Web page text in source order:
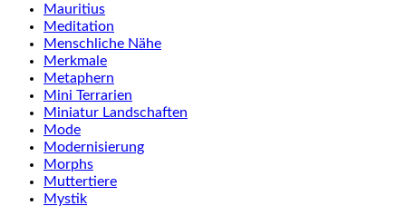
Mauritius
Meditation
Menschliche Nähe
Merkmale
Metaphern
Mini Terrarien
Miniatur Landschaften
Mode
Modernisierung
Morphs
Muttertiere
Mystik